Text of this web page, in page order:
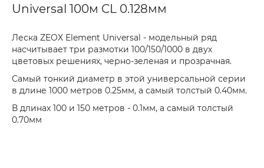
Universal 100м CL 0.128мм
Леска ZEOX Element Universal - модельный ряд
насчитывает три размотки 100/150/1000 в двух
цветовых решениях, черно-зеленая и прозрачная.
Самый тонкий диаметр в этой универсальной серии
в длине 1000 метров 0.25мм, а самый толстый 0.40мм.
В длинах 100 и 150 метров - 0.1мм, а самый толстый
0.70мм